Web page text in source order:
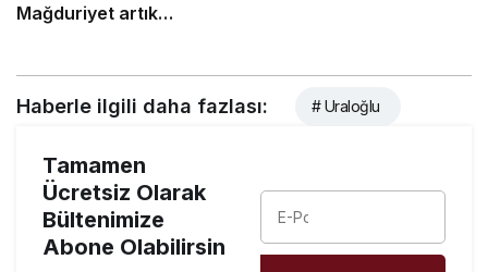
Mağduriyet artık
Haberle ilgili daha fazlası: # Uraloğlu
Tamamen
Ücretsiz Olarak
Bültenimize
Abone Olabilirsin